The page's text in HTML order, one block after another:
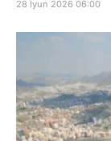
28 İyun 2026 06:00